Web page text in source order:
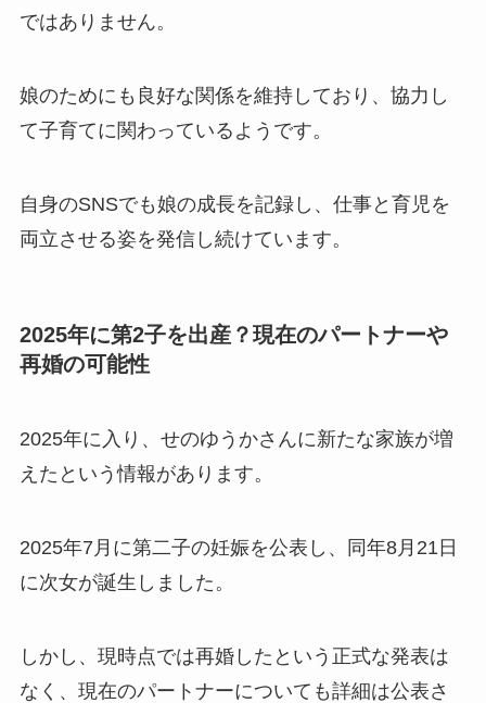
ではありません。
娘のためにも良好な関係を維持しており、協力し
て子育てに関わっているようです。
自身のSNSでも娘の成長を記録し、仕事と育児を
両立させる姿を発信し続けています。
2025年に第2子を出産？現在のパートナーや
再婚の可能性
2025年に入り、せのゆうかさんに新たな家族が増
えたという情報があります。
2025年7月に第二子の妊娠を公表し、同年8月21日
に次女が誕生しました。
しかし、現時点では再婚したという正式な発表は
なく、現在のパートナーについても詳細は公表さ